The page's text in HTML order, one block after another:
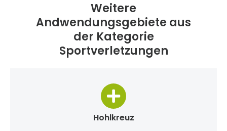
Weitere
Andwendungsgebiete aus
der Kategorie
Sportverletzungen
Hohlkreuz